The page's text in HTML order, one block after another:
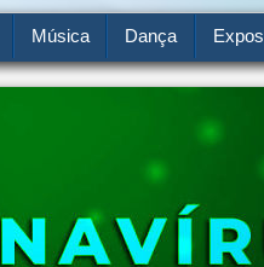
Música Dança